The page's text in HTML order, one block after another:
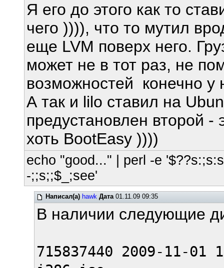
Я его до этого как то
чего )))), что то мутил
еще LVM поверх него.
может не в тот раз, не
возможностей конечно у
А так и lilo ставил на
предустановлен второй -
хоть BootEasy ))))
echo "good..." | perl -e
-;;s;;$_;see'
Написал(а) hawk Дата01.11.09 09:35
В наличии следующие
715837440 2009-11-